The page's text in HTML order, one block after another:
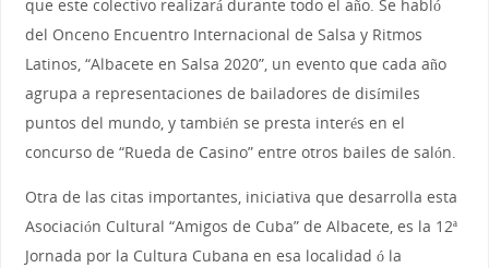
que este colectivo realizará durante todo el año. Se habló
del Onceno Encuentro Internacional de Salsa y Ritmos
Latinos, “Albacete en Salsa 2020”, un evento que cada año
agrupa a representaciones de bailadores de disímiles
puntos del mundo, y también se presta interés en el
concurso de “Rueda de Casino” entre otros bailes de salón.
Otra de las citas importantes, iniciativa que desarrolla esta
Asociación Cultural “Amigos de Cuba” de Albacete, es la 12ª
Jornada por la Cultura Cubana en esa localidad ó la